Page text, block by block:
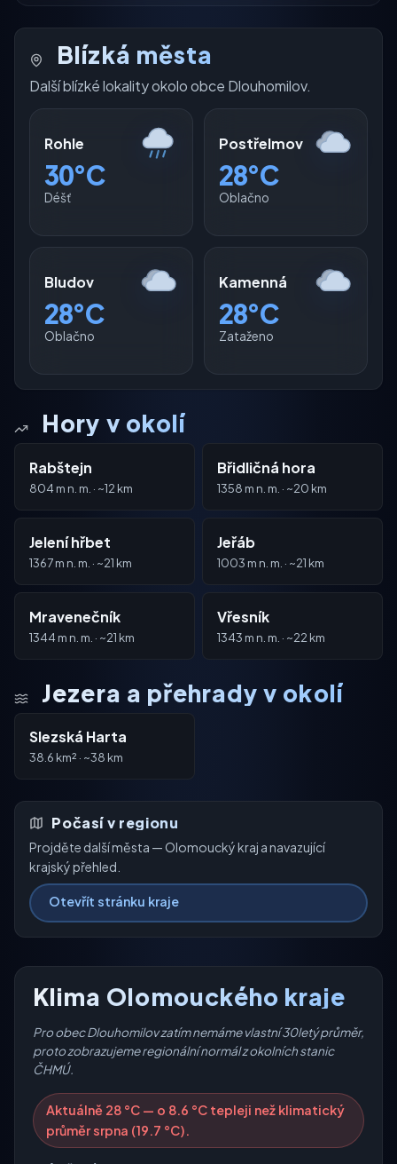
Blízká města
Další blízké lokality okolo obce Dlouhomilov.
Rohle
30°C
Déšť
Postřelmov
28°C
Oblačno
Bludov
28°C
Oblačno
Kamenná
28°C
Zataženo
Hory v okolí
Rabštejn
804 m n. m. · ~12 km
Břidličná hora
1358 m n. m. · ~20 km
Jelení hřbet
1367 m n. m. · ~21 km
Jeřáb
1003 m n. m. · ~21 km
Mravenečník
1344 m n. m. · ~21 km
Vřesník
1343 m n. m. · ~22 km
Jezera a přehrady v okolí
Slezská Harta
38.6 km² · ~38 km
Počasí v regionu
Projděte další města — Olomoucký kraj a navazující
krajský přehled.
Otevřít stránku kraje
Klima Olomouckého kraje
Pro obec Dlouhomilov zatím nemáme vlastní 30letý průměr,
proto zobrazujeme regionální normál z okolních stanic
ČHMÚ.
Aktuálně 28 °C — o 8.6 °C tepleji než klimatický
průměr srpna (19.7 °C).